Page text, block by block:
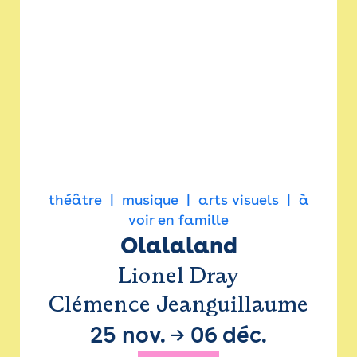
théâtre musique arts visuels
à
voir en famille
Olalaland
Lionel Dray
Clémence Jeanguillaume
25 nov. → 06 déc.